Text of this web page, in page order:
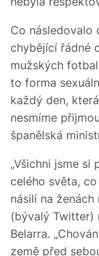
Co následovalo
chybějící řádné
mužských
to forma
každý den,
nesmíme
španělská
„Všichni jsme
celého světa,
násilí na
(bývalý Twitter)
Belarra.
země před